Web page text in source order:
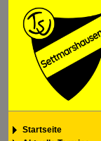
Startseite